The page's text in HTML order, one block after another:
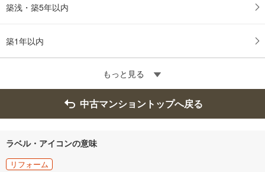
築浅・築5年以内
築1年以内
もっと見る
中古マンショントップへ戻る
ラベル・アイコンの意味
リフォーム